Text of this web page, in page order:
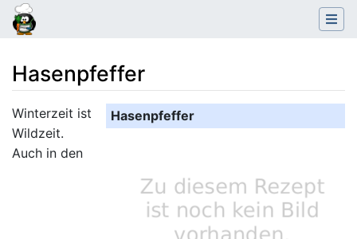
Hasenpfeffer
Wechseln zu:Navigation,Suche
Hasenpfeffer
Winterzeit ist
Wildzeit.
Auch in den